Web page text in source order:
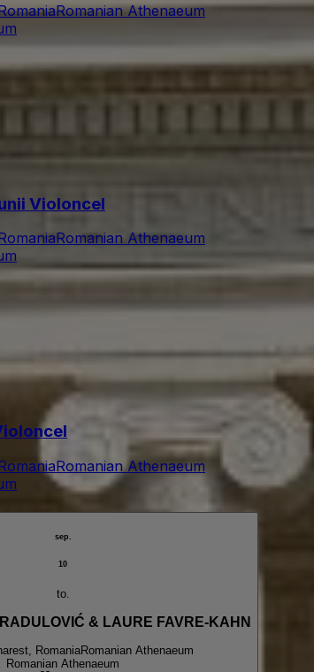
Romanian Athenaeum
Violoncel
Romanian Athenaeum
Romanian Athenaeum
sep.
10
to.
& LAURE FAVRE-KAHN
RomaniaRomanian Athenaeum
Romanian Athenaeum